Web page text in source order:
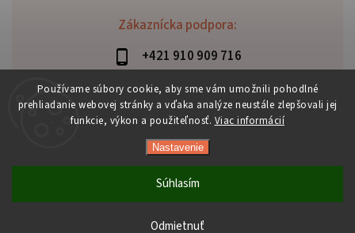
Používame súbory cookie, aby sme vám umožnili pohodlné
prehliadanie webovej stránky a vďaka analýze neustále zlepšovali jej
funkcie, výkon a použiteľnosť. Viac informácií
Nastavenie
Odmietnuť
Súhlasím
Zákaznícka podpora:
+421 910 909 716
lubomir.haraus@alterbike.sk
Copyright 2026
Shoptet | Design